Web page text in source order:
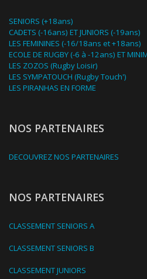
SENIORS (+18ans)
CADETS (-16ans) ET JUNIORS (-19ans)
LES FEMININES (-16/18ans et +18ans)
ECOLE DE RUGBY (-6 à -12ans) ET
LES ZOZOS (Rugby Loisir)
LES SYMPATOUCH (Rugby Touch')
LES PIRANHAS EN FORME
NOS PARTENAIRES
DECOUVREZ NOS PARTENAIRES
NOS PARTENAIRES
CLASSEMENT SENIORS A
CLASSEMENT SENIORS B
CLASSEMENT JUNIORS